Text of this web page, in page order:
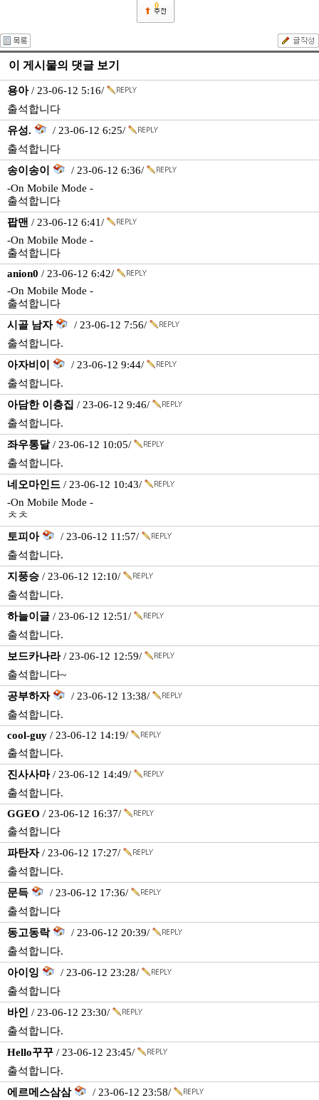
0
이 게시물의 댓글 보기
용아/ 23-06-12 5:16/
출석합니다
유성.
/ 23-06-12 6:25/
출석합니다
송이송이
/ 23-06-12 6:36/
-On Mobile Mode -
출석합니다
팝맨 / 23-06-12 6:41/
-On Mobile Mode -
출석합니다
anion0 / 23-06-12 6:42/
-On Mobile Mode -
출석합니다
시골 남자
/ 23-06-12 7:56/
출석합니다.
아자비이
/ 23-06-12 9:44/
출석합니다.
아담한 이층집 / 23-06-12 9:46/
출석합니다.
좌우통달/ 23-06-12 10:05/
출석합니다.
네오마인드 / 23-06-12 10:43/
-On Mobile Mode -
ㅊㅊ
토피아
/ 23-06-12 11:57/
출석합니다.
지풍승 / 23-06-12 12:10/
출석합니다.
하늘이글 / 23-06-12 12:51/
출석합니다.
보드카나라/ 23-06-12 12:59/
출석합니다~
공부하자
/ 23-06-12 13:38/
출석합니다.
cool-guy / 23-06-12 14:19/
출석합니다.
진사사마/ 23-06-12 14:49/
출석합니다.
GGEO / 23-06-12 16:37/
출석합니다
파탄자/ 23-06-12 17:27/
출석합니다.
문득
/ 23-06-12 17:36/
출석합니다
동고동락
/ 23-06-12 20:39/
출석합니다.
아이잉
/ 23-06-12 23:28/
출석합니다
바인 / 23-06-12 23:30/
출석합니다.
Hello꾸꾸 / 23-06-12 23:45/
출석합니다.
에르메스삼삼
/ 23-06-12 23:58/